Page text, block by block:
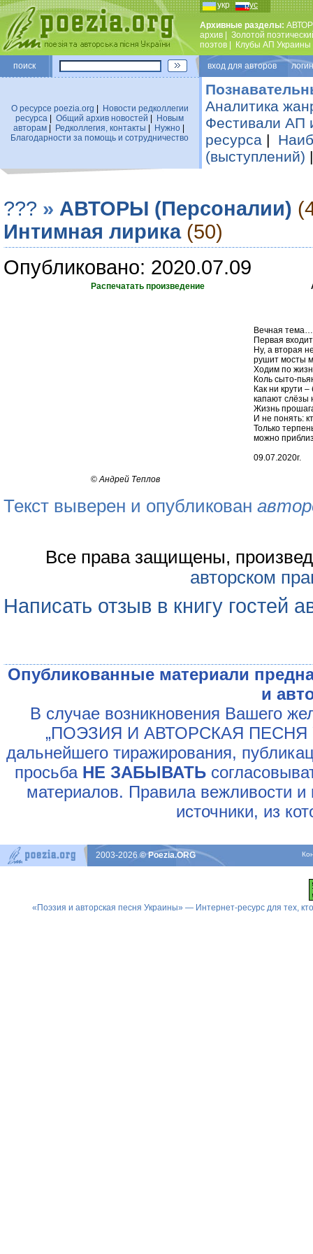
укр рус
Архивные разделы:
архив
Золотой
поэтов
Клубы АП Украины
поиск вход для авторов
О ресурсе poezia.org
Новости редколлегии
ресурса
Общий архив новостей
Новым
авторам| Редколлегия, контакты Нужно|
Благодарности за помощь и сотрудничество
Аналитика
Фестивали АП
ресурса |
(выступлений)
??? » АВТОРЫ (Персоналии)
Интимная лирика (50)
Опубликовано: 2020.07.09
Распечатать произведение
Вечная тема…
Первая
Ну, а вторая
рушит мосты
Ходим по
Коль сыто-
Как ни крути
капают слёзы
Жизнь
И не понять:
Только
можно
09.07.2020г.
©Андрей Теплов
Текст выверен и опубликован
Все права защищены,
авторском
Написать отзыв в книгу гостей
Опубликованные материали
и
В случае возникновения Вашего
„ПОЭЗИЯ И АВТОРСКАЯ ПЕСНЯ
дальнейшего тиражирования,
просьба НЕ ЗАБЫВАТЬ
материалов. Правила вежливости и
источники, из
2003-2026© Poezia.ORG
«Поэзия и авторская песня Украины» — Интернет-ресурс для тех,